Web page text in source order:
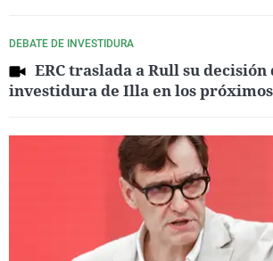
DEBATE DE INVESTIDURA
ERC traslada a Rull su
investidura de Illa en los